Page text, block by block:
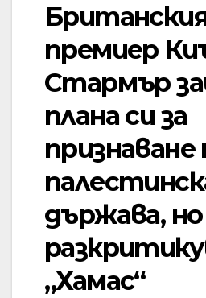
премиер
Стармър
плана си за
признаване
държава, но
„Хамас“